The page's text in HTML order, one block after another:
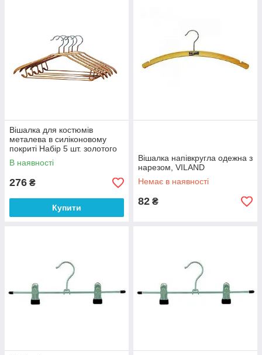
Вішалка для костюмів
металева в силіконовому
покриті Набір 5 шт. золотого
кольору (5-3-5)
В наявності
276 ₴
Купити
Вішалка напівкругла одежна з
нарезом, VILAND
Немає в наявності
82 ₴